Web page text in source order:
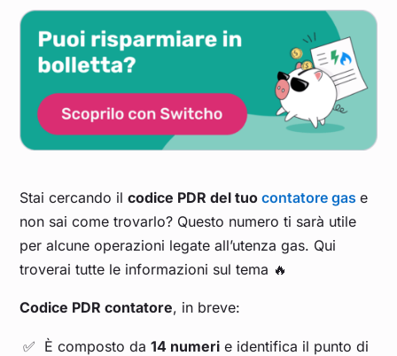
Stai cercando ilcodice PDR del tuocontatore gas e
non sai come trovarlo? Questo numero ti sarà utile
per alcune operazioni legate all’utenza gas. Qui
troverai tutte le informazioni sul tema 🔥
Codice PDR contatore, in breve:
È composto da 14 numeri e identifica il punto di